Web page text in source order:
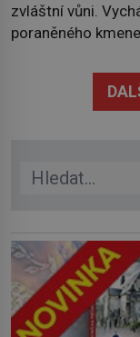
zvláštní vůni.
poraněného
lidstvo
vysycháním. Dá